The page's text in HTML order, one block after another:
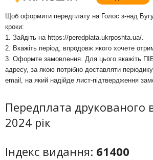
Щоб оформити передплату на Голос з-над
кроки:
1. Зайдіть на https://peredplata.ukrposhta.ua/.
2. Вкажіть період, впродовж якого хочете
3. Оформте замовлення. Для цього вкажіть
адресу, за якою потрібно доставляти
email, на який надійде лист-підтвердження
Передплата друкованого
2024 рік
Індекс видання: 61400